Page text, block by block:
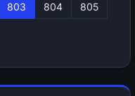
803 804
805